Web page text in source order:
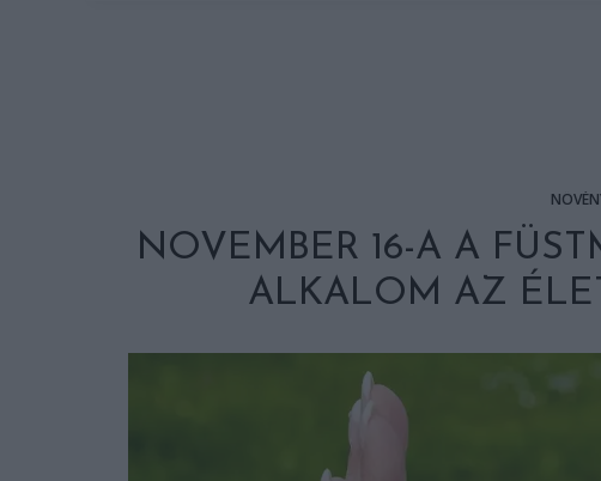
NOVEMBER 16-A A
ALKALOM AZ